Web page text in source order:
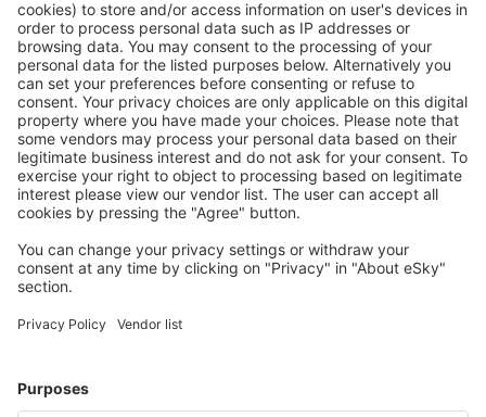
Economiseşte mai mult
Prețuri atractive și oferte speciale pentru utilizatorii
conectați.
Cazarea preferată
Alege din peste 1,3 mil. de opţiuni: hoteluri, cabane,
apartamente și altele.
Cele mai căutate hoteluri de către utilizatorii eSky
Hoteluri în Italia - Orașe populare
Hoteluri în Napoli